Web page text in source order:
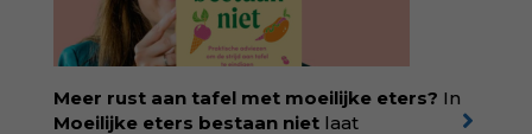
kunnen helpen. Ze schrijft met een
liefdevolle kijk op kinderen en veel begrip
voor ouders. Download het hoofdstuk gratis
via:
evabronsveld.plugandpay.nl/r?
id=ZcYxEBJH
Meer rust aan tafel met moeilijke eters? In
Moeilijke eters bestaan niet laat